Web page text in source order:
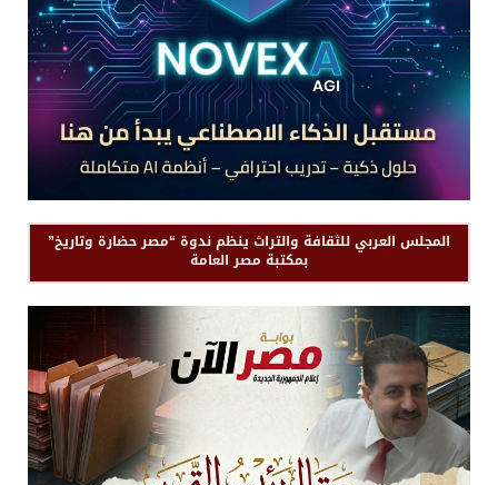
المجلس العربي للثقافة والتراث ينظم ندوة “مصر حضارة وتاريخ”
بمكتبة مصر العامة